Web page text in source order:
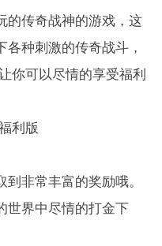
的传奇战神的游戏，这
种刺激的传奇战斗，
你可以尽情的享受福利
非常丰富的奖励哦。
世界中尽情的打金下